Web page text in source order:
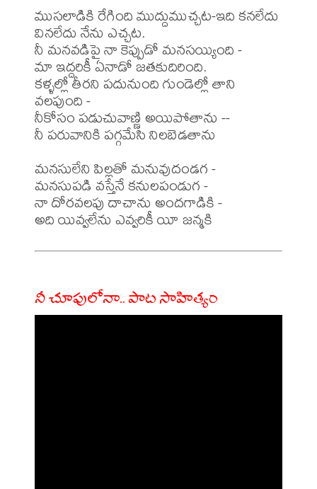
ముసలాడికి రేగింది ముద్దుముచ్చట-ఇది కనలేదు
వినలేదు నేను ఎచ్చట.
నీ మనవడిపై నా కెప్పుడో మనసయ్యింది -
మా ఇద్దరికీ ఏనాడో జతకుదిరింది.
కళ్ళల్లో తీరని పదునుంది గుండెల్లో తాని
వలపుంది -
నీకోసం పడుచువాణ్ణి అయిపోతాను --
నీ పరువానికి పగ్గమేసి నిలబెడతాను
మనసులేని పిల్లతో మనువుదండగ -
మనసుపడి వస్తేనే కనులపండుగ -
నా దోరవలపు దాచాను అందగాడికి -
నీ చూపులోనా.. పాట సాహిత్యం